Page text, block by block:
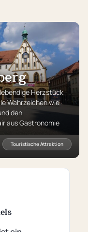
Herzstück
Wahrzeichen wie
den
aus Gastronomie
Touristische Attraktion